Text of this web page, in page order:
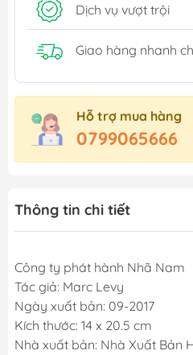
Dịch vụ vượt trội
Giao hàng nhanh
Hỗ trợ mua hàng
0799065666
Thông tin chi tiết
Công ty phát hành Nhã Nam
Tác giả: Marc Levy
Ngày xuất bản: 09-2017
Kích thước: 14 x 20.5 cm
Nhà xuất bản: Nhà Xuất Bản